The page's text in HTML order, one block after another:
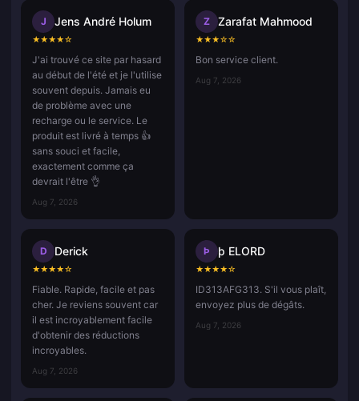
J Jens André Holum
★★★★☆
J'ai trouvé ce site par hasard
au début de l'été et je l'utilise
souvent depuis. Jamais eu
de problème avec une
recharge ou le service. Le
produit est livré à temps 👍
sans souci et facile,
exactement comme ça
devrait l'être 👌
Aug 7, 2026
Z Zarafat Mahmood
★★★☆☆
Bon service client.
Aug 7, 2026
D Derick
★★★★☆
Fiable. Rapide, facile et pas
cher. Je reviens souvent car
il est incroyablement facile
d'obtenir des réductions
incroyables.
Aug 7, 2026
Þ þ ELORD
★★★★☆
ID313AFG313. S'il vous plaît,
envoyez plus de dégâts.
Aug 7, 2026